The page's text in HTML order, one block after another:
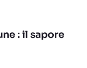
: il sapore